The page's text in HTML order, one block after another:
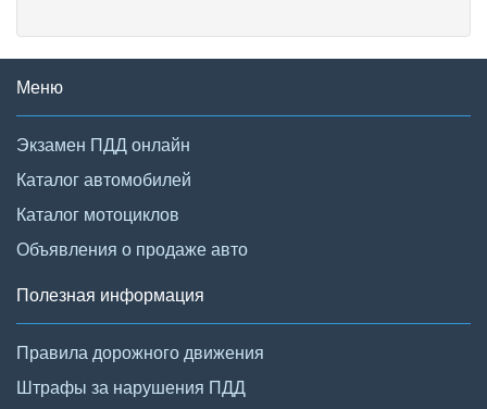
Меню
Экзамен ПДД онлайн
Каталог автомобилей
Каталог мотоциклов
Объявления о продаже авто
Полезная информация
Правила дорожного движения
Штрафы за нарушения ПДД